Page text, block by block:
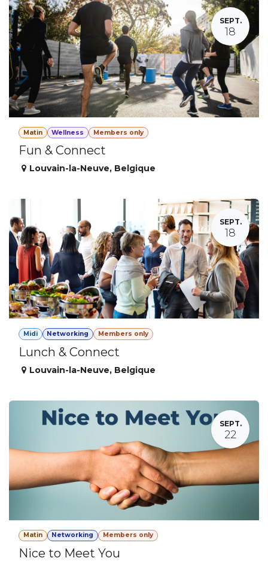
SEPT.
18
Matin Wellness Members only
Fun & Connect
Louvain-la-Neuve, Belgique
SEPT.
18
Midi Networking Members only
Lunch & Connect
Louvain-la-Neuve, Belgique
SEPT.
22
Matin Networking Members only
Nice to Meet You